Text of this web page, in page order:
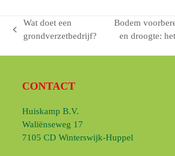
previous
Wat doet een
grondverzetbedrijf?
next
post:
Bodem
en droogte:
CONTACT
Huiskamp B.V.
Waliënseweg 17
7105 CD Winterswijk-Huppel